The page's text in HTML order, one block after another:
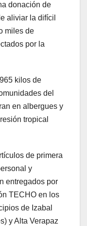
donación de
aliviar la difícil
miles de
por la
kilos de
del
en albergues y
tropical
de primera
y
entregados por
TECHO en los
de Izabal
y Alta Verapaz